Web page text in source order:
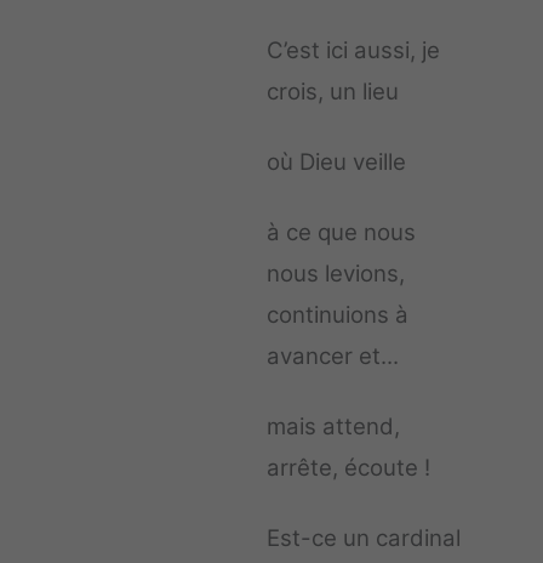
C’est ici aussi, je
crois, un lieu
où Dieu veille
à ce que nous
nous levions,
continuions à
avancer et...
mais attend,
arrête, écoute !
Est-ce un cardinal